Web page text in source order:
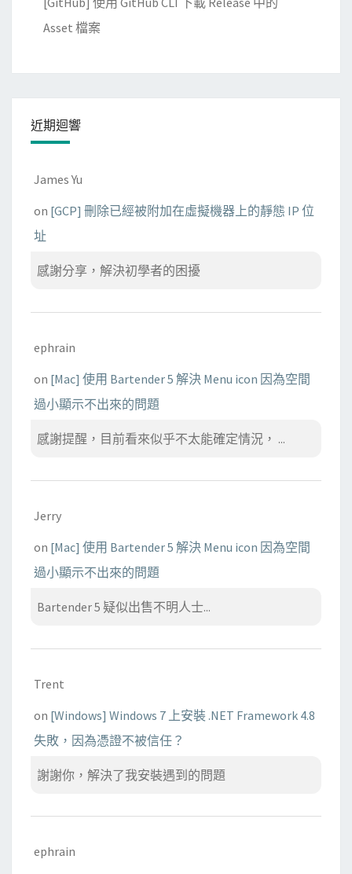
Asset 檔案
近期迴響
James Yu
on [GCP] 刪除已經被附加在虛擬機器上的靜態 IP 位
址
感謝分享，解決初學者的困擾
ephrain
on [Mac] 使用 Bartender 5 解決 Menu icon 因為空間
過小顯示不出來的問題
感謝提醒，目前看來似乎不太能確定情況， ...
Jerry
on [Mac] 使用 Bartender 5 解決 Menu icon 因為空間
過小顯示不出來的問題
Bartender 5 疑似出售不明人士...
Trent
on [Windows] Windows 7 上安裝 .NET Framework 4.8
失敗，因為憑證不被信任？
謝謝你，解決了我安裝遇到的問題
ephrain